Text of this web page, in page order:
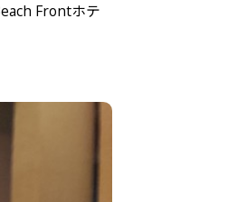
Frontホテ